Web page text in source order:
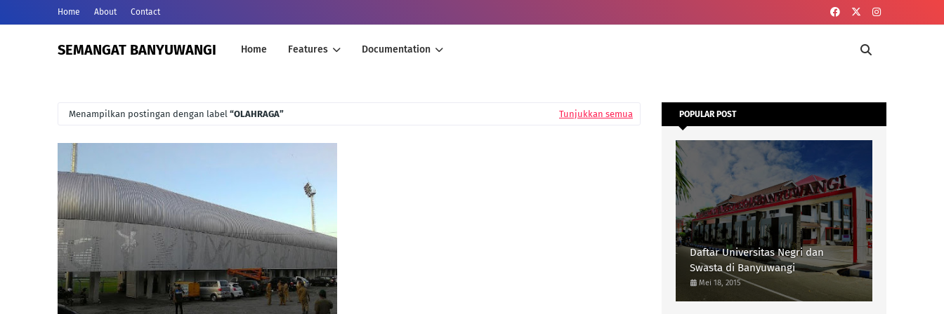
Home About Contact
SEMANGAT BANYUWANGI Home Features Documentation
Menampilkan postingan dengan label OLAHRAGA Tunjukkan semua POPULAR POST
Daftar Universitas Negri dan
Swasta di Banyuwangi
Mei 18, 2015